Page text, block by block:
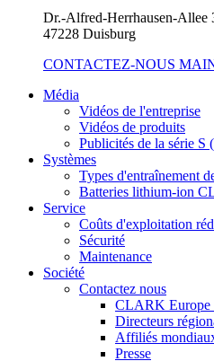
Dr.-Alfred-Herrhausen-Allee
47228 Duisburg
CONTACTEZ-NOUS
Média
Vidéos de l'entreprise
Vidéos de produits
Publicités de la série S
Systèmes
Types d'entraînement
Batteries lithium-ion
Service
Coûts d'exploitation
Sécurité
Maintenance
Société
Contactez nous
CLARK Europe
Directeurs
Affiliés
Presse